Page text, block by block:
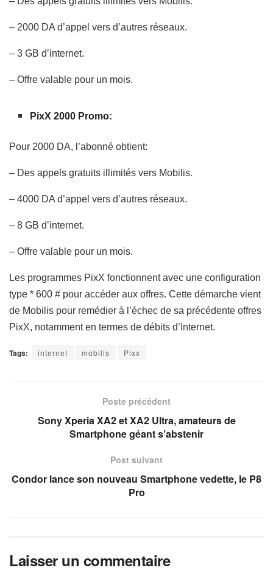
– 2000 DA d’appel vers d’autres réseaux.
– 3 GB d’internet.
– Offre valable pour un mois.
PixX 2000 Promo:
Pour 2000 DA, l’abonné obtient:
– Des appels gratuits illimités vers Mobilis.
– 4000 DA d’appel vers d’autres réseaux.
– 8 GB d’internet.
– Offre valable pour un mois.
Les programmes PixX fonctionnent avec une configuration
type * 600 # pour accéder aux offres. Cette démarche vient
de Mobilis pour remédier à l’échec de sa précédente offres
PixX, notamment en termes de débits d’Internet.
Tags: internet mobilis Pixx
Poste précédent
Sony Xperia XA2 et XA2 Ultra, amateurs de
Smartphone géant s’abstenir
Post suivant
Condor lance son nouveau Smartphone vedette, le P8
Pro
Laisser un commentaire